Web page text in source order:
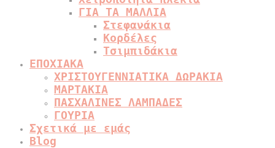
ΓΙΑ ΤΑ ΜΑΛΛΙΑ
Στεφανάκια
Κορδέλες
Τσιμπιδάκια
ΕΠΟΧΙΑΚΑ
ΧΡΙΣΤΟΥΓΕΝΝΙΑΤΙΚΑ ΔΩΡΑΚΙΑ
ΜΑΡΤΑΚΙΑ
ΠΑΣΧΑΛΙΝΕΣ ΛΑΜΠΑΔΕΣ
ΓΟΥΡΙΑ
Σχετικά με εμάς
Blog